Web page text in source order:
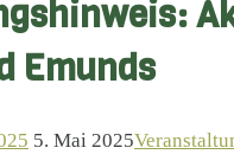
Emunds
5. Mai 2025